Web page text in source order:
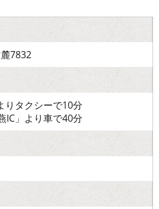
7832
りタクシーで10分
IC」より車で40分